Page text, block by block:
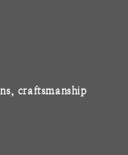
craftsmanship